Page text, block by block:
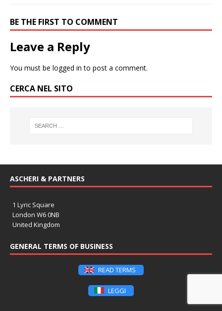
BE THE FIRST TO COMMENT
Leave a Reply
You must be logged in to post a comment.
CERCA NEL SITO
ASCHERI & PARTNERS
1 Lyric Square
London W6 0NB
United Kingdom
GENERAL TERMS OF BUSINESS
READ TERMS
LEGGI